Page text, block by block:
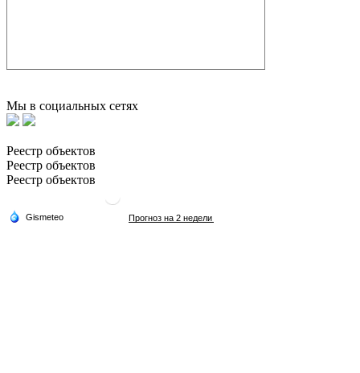
Мы в социальных сетях
Реестр объектов
Реестр объектов
Реестр объектов